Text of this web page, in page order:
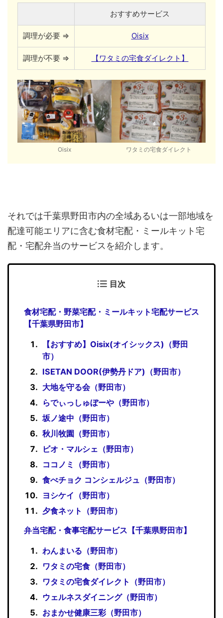
おすすめサービス
調理が必要 ⇒ Oisix
調理が不要 ⇒ 【ワタミの宅食ダイレクト】
Oisix ワタミの宅食ダイレクト
それでは千葉県野田市内の全域あるいは一部地域を
配達可能エリアに含む食材宅配・ミールキット宅
配・宅配弁当のサービスを紹介します。
目次
食材宅配・野菜宅配・ミールキット宅配サービス
【千葉県野田市】
【おすすめ】Oisix(オイシックス)（野田
市）
ISETAN DOOR(伊勢丹ドア)（野田市）
大地を守る会（野田市）
らでぃっしゅぼーや（野田市）
坂ノ途中（野田市）
秋川牧園（野田市）
ビオ・マルシェ（野田市）
ココノミ（野田市）
食べチョク コンシェルジュ（野田市）
ヨシケイ（野田市）
夕食ネット（野田市）
弁当宅配・食事宅配サービス【千葉県野田市】
わんまいる（野田市）
ワタミの宅食（野田市）
ワタミの宅食ダイレクト（野田市）
ウェルネスダイニング（野田市）
おまかせ健康三彩（野田市）